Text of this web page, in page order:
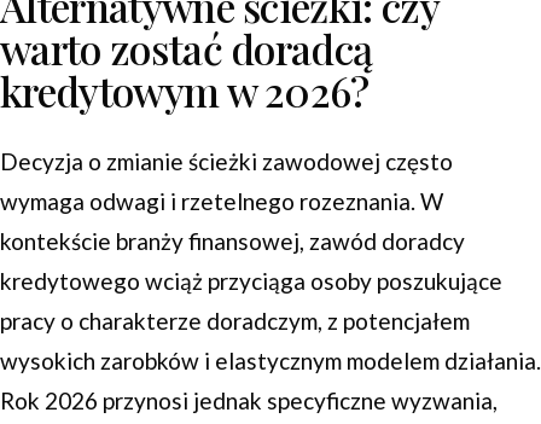
warto zostać doradcą
kredytowym w 2026?
Decyzja o zmianie ścieżki zawodowej często
wymaga odwagi i rzetelnego rozeznania. W
kontekście branży finansowej, zawód doradcy
kredytowego wciąż przyciąga osoby poszukujące
pracy o charakterze doradczym, z potencjałem
wysokich zarobków i elastycznym modelem działania.
Rok 2026 przynosi jednak specyficzne wyzwania,